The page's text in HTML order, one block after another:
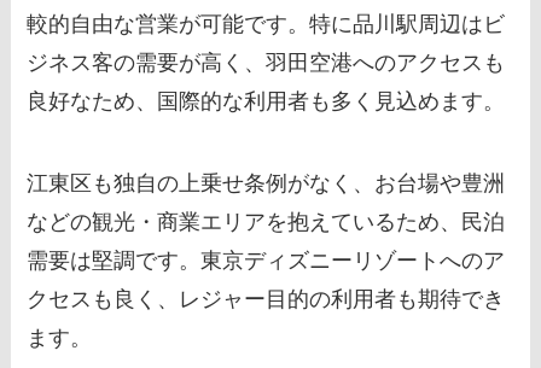
較的自由な営業が可能です。特に品川駅周辺はビ
ジネス客の需要が高く、羽田空港へのアクセスも
良好なため、国際的な利用者も多く見込めます。
江東区も独自の上乗せ条例がなく、お台場や豊洲
などの観光・商業エリアを抱えているため、民泊
需要は堅調です。東京ディズニーリゾートへのア
クセスも良く、レジャー目的の利用者も期待でき
ます。